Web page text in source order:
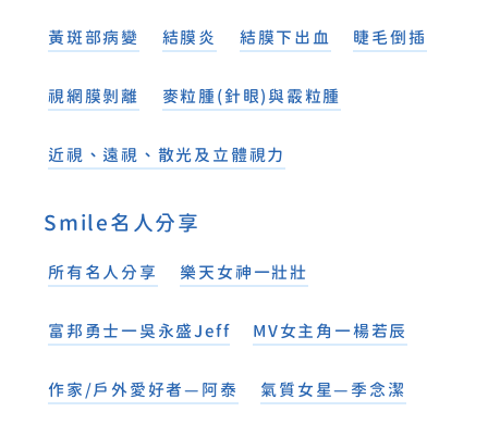
黃斑部病變 結膜炎 結膜下出血 睫毛倒插
視網膜剝離 麥粒腫(針眼)與霰粒腫
近視、遠視、散光及立體視力
Smile名人分享
所有名人分享 樂天女神一壯壯
富邦勇士一吳永盛Jeff MV女主角一楊若辰
作家/戶外愛好者—阿泰 氣質女星—季念潔